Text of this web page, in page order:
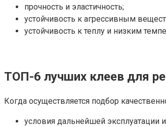
прочность и эластичность;
устойчивость к агрессивным
устойчивость к теплу и низким
ТОП-6 лучших клеев для
Когда осуществляется подбор
условия дальнейшей эксплуатации